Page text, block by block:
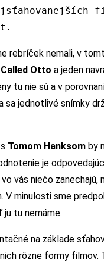
rebríček nemali, v
Otto a jeden
tu nie sú a v
sa jednotlivé snímky
Tomom Hanksom by
je
vás niečo zanechajú,
V minulosti sme
ju tu nemáme.
na základe
rôzne formy filmov.